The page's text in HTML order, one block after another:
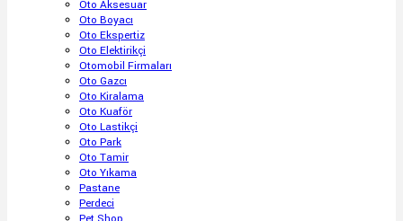
Oto Aksesuar
Oto Boyacı
Oto Ekspertiz
Oto Elektirikçi
Otomobil Firmaları
Oto Gazcı
Oto Kiralama
Oto Kuaför
Oto Lastikçi
Oto Park
Oto Tamir
Oto Yıkama
Pastane
Perdeci